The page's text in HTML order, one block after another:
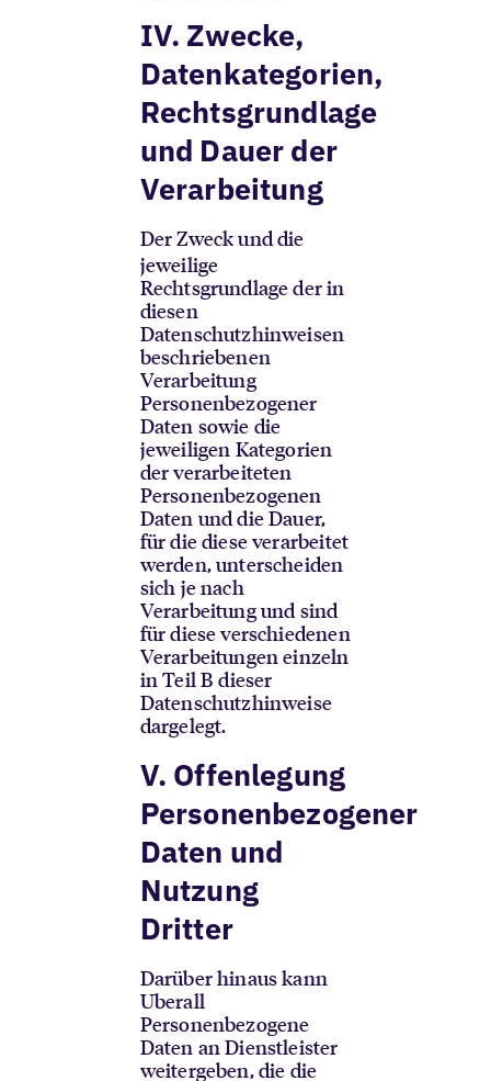
IV. Zwecke,
Datenkategorien,
Rechtsgrundlage
und Dauer der
Verarbeitung
Der Zweck und die
jeweilige
Rechtsgrundlage der in
diesen
Datenschutzhinweisen
beschriebenen
Verarbeitung
Personenbezogener
Daten sowie die
jeweiligen Kategorien
der verarbeiteten
Personenbezogenen
Daten und die Dauer,
für die diese verarbeitet
werden, unterscheiden
sich je nach
Verarbeitung und sind
für diese verschiedenen
Verarbeitungen einzeln
in Teil B dieser
Datenschutzhinweise
dargelegt.
V. Offenlegung
Personenbezogener
Daten und
Nutzung
Dritter
Darüber hinaus kann
Uberall
Personenbezogene
Daten an Dienstleister
weitergeben, die die